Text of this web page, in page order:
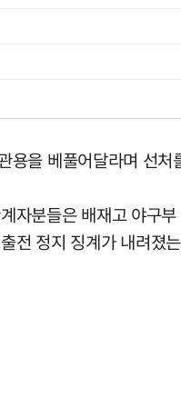
용을 베풀어달라며 선처
자분들은 배재고 야구
정지 징계가 내려